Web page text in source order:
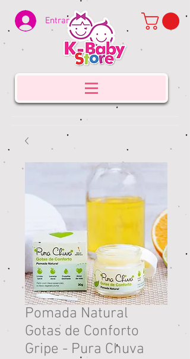
Entrar
Pomada Natural
Gotas de Conforto
Gripe - Pura Chuva